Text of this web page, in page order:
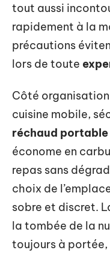
tout aussi
rapidement à la
précautions
lors de toute
Côté
cuisine mobile,
réchaud portable
économe en
repas sans
choix de
sobre et discret.
la tombée de la
toujours à portée,